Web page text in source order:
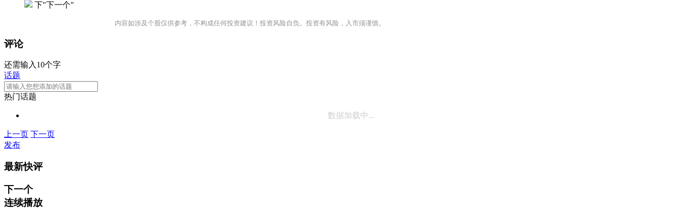
下"下一个"
内容如涉及个股仅供参考，不构成任何投资建议！投资风险自负。投资有风险，入市须谨慎。
评论
还需输入10个字
话题
热门话题
数据加载中...
上一页 下一页
发布
最新快评
下一个
连续播放